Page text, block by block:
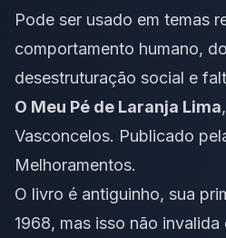
Pode ser usado em temas
comportamento humano,
desestruturação social e
O Meu Pé de Laranja Lima
Vasconcelos. Publicado
Melhoramentos.
O livro é antiguinho, sua
1968, mas isso não